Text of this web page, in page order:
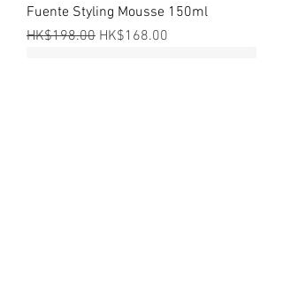
Fuente Styling Mousse 150ml
一般價格
HK$198.00 促銷價格
HK$168.00